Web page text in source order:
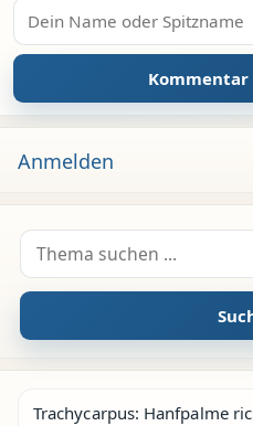
Anmelden
Suche nach:
Trachycarpus: Hanfpalme